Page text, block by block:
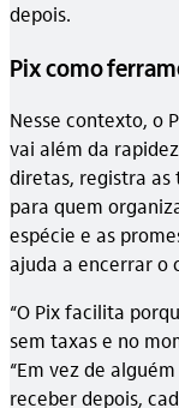
depois.
Pix como
Nesse contexto, o
vai além da
diretas, registra as
para quem
espécie e as
ajuda a encerrar o
“O Pix facilita
sem taxas e no
“Em vez de
receber depois,